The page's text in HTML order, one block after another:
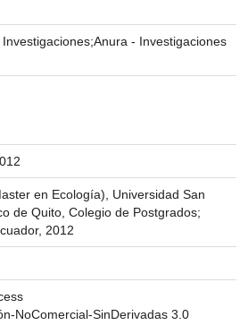
Investigaciones;Anura - Investigaciones
en Ecología), Universidad San
de Quito, Colegio de Postgrados;
2012
NoComercial-SinDerivadas 3.0